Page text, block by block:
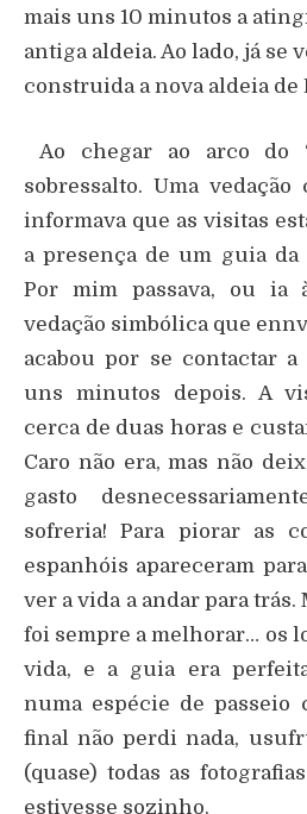
mais uns 10 minutos a
antiga aldeia. Ao lado, já se
construida a nova aldeia de
Ao chegar ao arco do
sobressalto. Uma
informava que as visitas
a presença de um guia da
Por mim passava, ou ia
vedação simbólica que
acabou por se contactar
uns minutos depois. A
cerca de duas horas e
Caro não era, mas não
gasto
sofreria! Para piorar as
espanhóis apareceram
ver a vida a andar para trás.
foi sempre a melhorar… os
vida, e a guia era
numa espécie de passeio
final não perdi nada,
(quase) todas as
estivesse sozinho.